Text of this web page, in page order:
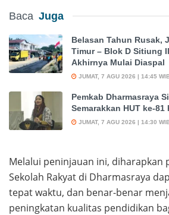
Baca Juga
Belasan Tahun Rusak,
Timur – Blok D Sitiung
Akhirnya Mulai Diaspal
JUMAT, 7 AGU 2026 | 14:45
Pemkab Dharmasraya
Semarakkan HUT ke-81
JUMAT, 7 AGU 2026 | 14:30
Melalui peninjauan ini, diharapkan
Sekolah Rakyat di Dharmasraya
tepat waktu, dan benar-benar
peningkatan kualitas pendidikan